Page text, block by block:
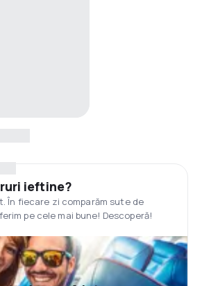
ieftine?
În fiecare zi comparăm sute de
pe cele mai bune! Descoperă!